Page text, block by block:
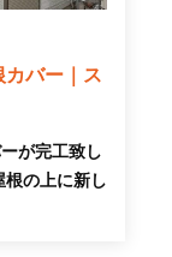
カバー｜ス
が完工致し
根の上に新し